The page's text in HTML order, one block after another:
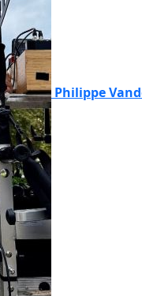
Philippe